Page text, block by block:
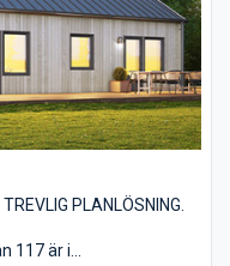
PLANLÖSNING.
117 är i